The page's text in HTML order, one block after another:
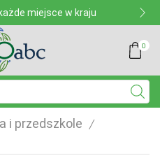
miejsce w kraju
0
i przedszkole /